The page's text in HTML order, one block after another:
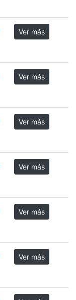
Ver más
Ver más
Ver más
Ver más
Ver más
Ver más